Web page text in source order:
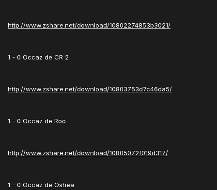
http://www.zshare.net/download/10802274853b3021/
1 - 0 Occaz de CR 2
http://www.zshare.net/download/10803753d7c46da5/
1 - 0 Occaz de Roo
http://www.zshare.net/download/10805072f019d317/
1 - 0 Occaz de Oshea